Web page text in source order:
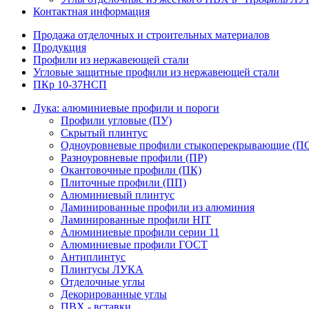
Контактная информация
Продажа отделочных и строительных материалов
Продукция
Профили из нержавеющей стали
Угловые защитные профили из нержавеющей стали
ПКр 10-37НСП
Лука: алюминиевые профили и пороги
Профили угловые (ПУ)
Скрытый плинтус
Одноуровневые профили стыкоперекрывающие
Разноуровневые профили (ПР)
Окантовочные профили (ПК)
Плиточные профили (ПП)
Алюминиевый плинтус
Ламинированные профили из алюминия
Ламинированные профили HIT
Алюминиевые профили серии 11
Алюминиевые профили ГОСТ
Антиплинтус
Плинтусы ЛУКА
Отделочные углы
Декорированные углы
ПВХ - вставки